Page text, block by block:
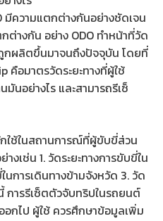
มีความแตกต่างกันอย่างชัดเจน
ต่างกัน อย่าง ODO ทำหน้าที่วัด
ถูกผลิตขึ้นมาจนถึงปัจจุบัน โดยที่
คือมาตรวัดระยะทางที่ผู้ใช้
มันอย่างไร และสามารถรีเซ็
ใช้ในสถานการณ์ที่ผู้ขับขี่ส่วน
เช่น 1. วัดระยะทางการขับขี่ใน
นการเดินทางข้ามจังหวัด 3. วัด
การรีเซ็ตตัวจับทริปในรถยนต์
กไป ผู้ใช้ ควรศึกษาข้อมูลเพิ่ม